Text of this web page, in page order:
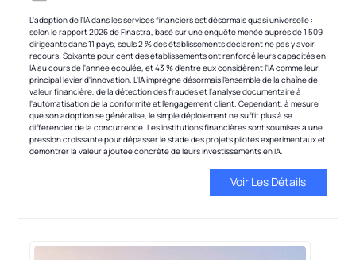
L'adoption de l'IA dans les services financiers est désormais quasi universelle :
selon le rapport 2026 de Finastra, basé sur une enquête menée auprès de 1 509
dirigeants dans 11 pays, seuls 2 % des établissements déclarent ne pas y avoir
recours. Soixante pour cent des établissements ont renforcé leurs capacités en
IA au cours de l'année écoulée, et 43 % d'entre eux considèrent l'IA comme leur
principal levier d'innovation. L'IA imprègne désormais l'ensemble de la chaîne de
valeur financière, de la détection des fraudes et l'analyse documentaire à
l'automatisation de la conformité et l'engagement client. Cependant, à mesure
que son adoption se généralise, le simple déploiement ne suffit plus à se
différencier de la concurrence. Les institutions financières sont soumises à une
pression croissante pour dépasser le stade des projets pilotes expérimentaux et
démontrer la valeur ajoutée concrète de leurs investissements en IA.
Voir Les Détails